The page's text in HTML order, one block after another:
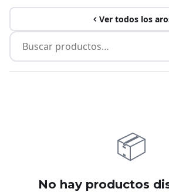
Ver todos los
📦
No hay productos